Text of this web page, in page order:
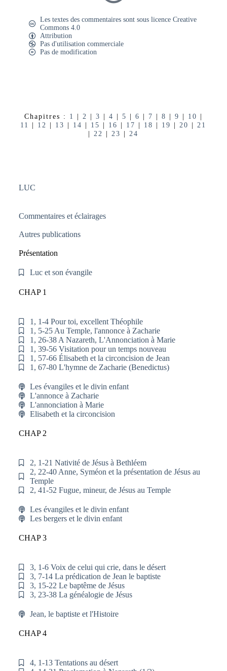
Les textes des commentaires sont sous licence Creative
Commons 4.0
Attribution
Pas d'utilisation commerciale
Pas de modification
Chapitres : 1 | 2 | 3 | 4 | 5 | 6 | 7 | 8 | 9 | 10 |
11
| 12 | 13 | 14 | 15 | 16 | 17 | 18 | 19 | 20 | 21
| 22 | 23 | 24
LUC
Commentaires et éclairages
Autres publications
Présentation
Luc et son évangile
CHAP 1
1, 1-4 Pour toi, excellent Théophile
1, 5-25 Au Temple, l'annonce à Zacharie
1, 26-38 A Nazareth, L'Annonciation à Marie
1, 39-56 Visitation pour un temps nouveau
1, 57-66 Élisabeth et la circoncision de Jean
1, 67-80 L'hymne de Zacharie (Benedictus)
Les évangiles et le divin enfant
L'annonce à Zacharie
L'annonciation à Marie
Elisabeth et la circoncision
CHAP 2
2, 1-21 Nativité de Jésus à Bethléem
2, 22-40 Anne, Syméon et la présentation de Jésus au
Temple
2, 41-52 Fugue, mineur, de Jésus au Temple
Les évangiles et le divin enfant
Les bergers et le divin enfant
CHAP 3
3, 1-6 Voix de celui qui crie, dans le désert
3, 7-14 La prédication de Jean le baptiste
3, 15-22 Le baptême de Jésus
3, 23-38 La généalogie de Jésus
Jean, le baptiste et l'Histoire
CHAP 4
4, 1-13 Tentations au désert